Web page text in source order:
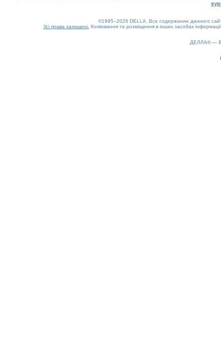
©1995–2026 DELLA. Все содержание данного
Усі права захищені. Копіювання та розміщення в інших засобах
ДЕЛЛА® —